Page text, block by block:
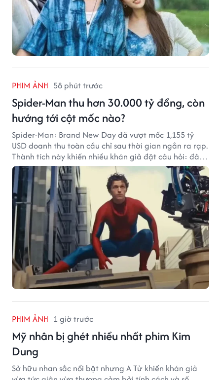
PHIM ẢNH 58 phút trước
Spider-Man thu hơn 30.000 tỷ đồng, còn
hướng tới cột mốc nào?
Spider-Man: Brand New Day đã vượt mốc 1,155 tỷ
USD doanh thu toàn cầu chỉ sau thời gian ngắn ra rạp.
Thành tích này khiến nhiều khán giả đặt câu hỏi: đâu
sẽ là cột mốc tiếp theo của Người Nhện?
PHIM ẢNH 1 giờ trước
Mỹ nhân bị ghét nhiều nhất phim Kim
Dung
Sở hữu nhan sắc nổi bật nhưng A Tử khiến khán giả